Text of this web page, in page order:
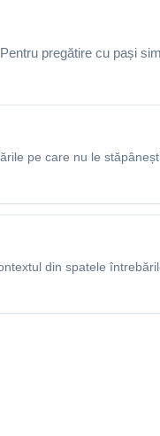
pregătire cu pași
pe care nu le
din spatele